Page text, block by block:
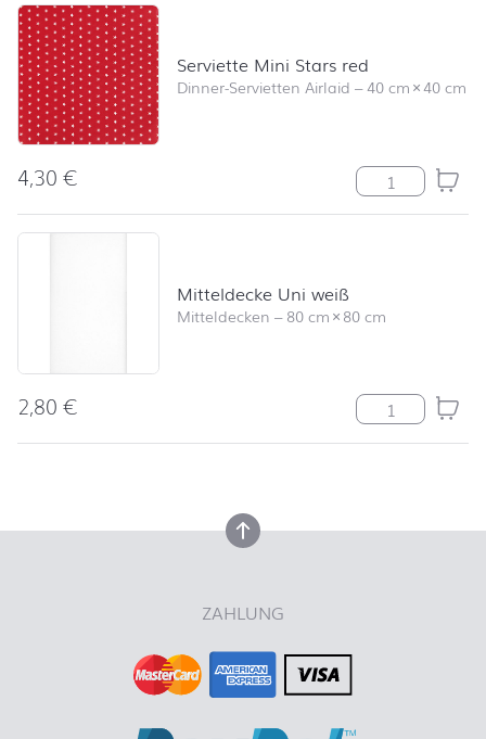
Serviette Mini Stars red
Dinner-Servietten Airlaid –40 cm×40 cm
4,30€ Serviette Mini
Mitteldecke Uni weiß
Mitteldecken –80 cm×80 cm
2,80€ Mitteldecke
nach oben
ZAHLUNG